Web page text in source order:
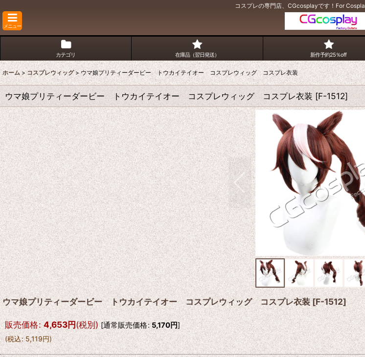
コスプレの専門店、CGcosplayです！For
メニュー
カテゴリ 在庫品（翌日発送） 新作予約25％off
ホーム > コスプレウィッグ > ウマ娘プリティーダービー トウカイテイオー コスプレウィッグ コスプレ衣装
ウマ娘プリティーダービー トウカイテイオー コスプレウィッグ コスプレ衣装 [F-1512]
ウマ娘プリティーダービー トウカイテイオー コスプレウィッグ コスプレ衣装[F-1512]
販売価格: 4,653円(税別) [通常販売価格: 5,170円]
(税込: 5,119円)